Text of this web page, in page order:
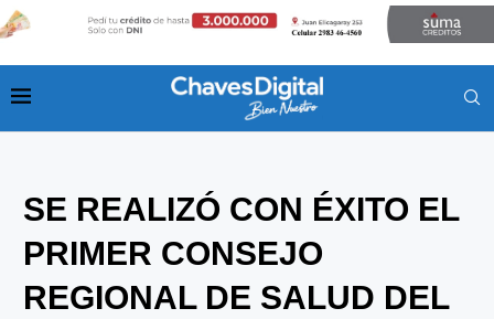
SE REALIZÓ CON ÉXITO EL
PRIMER CONSEJO
REGIONAL DE SALUD DEL